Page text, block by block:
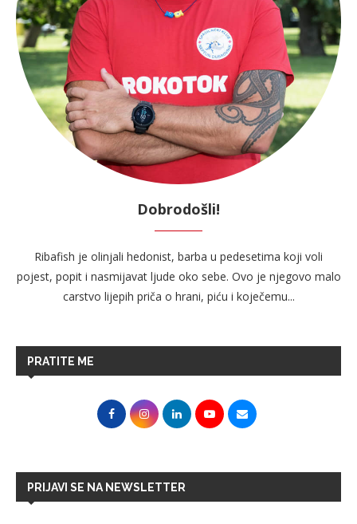
Dobrodošli!
Ribafish je olinjali hedonist, barba u pedesetima koji voli
pojest, popit i nasmijavat ljude oko sebe. Ovo je njegovo malo
carstvo lijepih priča o hrani, piću i koječemu...
PRATITE ME
PRIJAVI SE NA NEWSLETTER